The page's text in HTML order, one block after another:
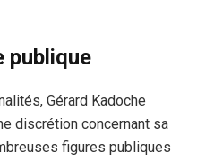
publique
Gérard Kadoche
discrétion concernant sa
figures publiques